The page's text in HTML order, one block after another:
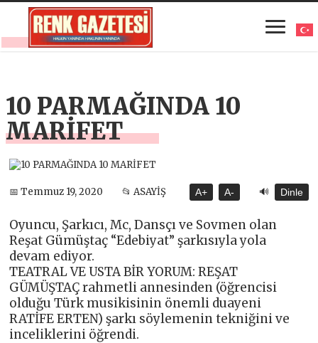
10 PARMAĞINDA 10
MARİFET
📅 Temmuz 19, 2020 📂 ASAYİŞ A+ A- 🔊 Dinle
Oyuncu, Şarkıcı, Mc, Dansçı ve Sovmen olan
Reşat Gümüştaç “Edebiyat” şarkısıyla yola
devam ediyor.
TEATRAL VE USTA BİR YORUM: REŞAT
GÜMÜŞTAÇ rahmetli annesinden (öğrencisi
olduğu Türk musikisinin önemli duayeni
RATİFE ERTEN) şarkı söylemenin tekniğini ve
inceliklerini öğrendi.